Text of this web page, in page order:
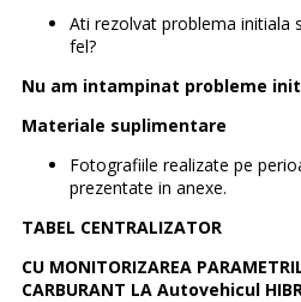
Ati rezolvat problema initiala
fel?
Nu am intampinat probleme
Materiale suplimentare
Fotografiile realizate pe
prezentate in anexe.
TABEL CENTRALIZATOR
CU MONITORIZAREA
CARBURANT LA Autovehicul